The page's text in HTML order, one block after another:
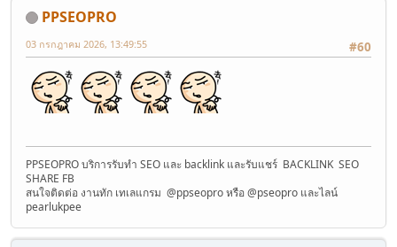
PPSEOPRO
#60
03 กรกฎาคม 2026, 13:49:55
PPSEOPRO บริการรับทำ SEO และ backlink และรับแชร์ BACKLINK SEO
SHARE FB
สนใจติดต่อ งานทัก เทเลแกรม @ppseopro หรือ @pseopro และไลน์
pearlukpee